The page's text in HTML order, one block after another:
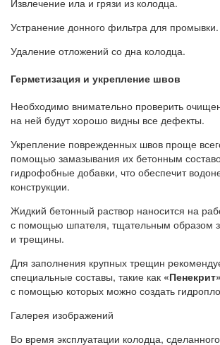
Извлечение ила и грязи из колодца.
Устранение донного фильтра для промывки.
Удаление отложений со дна колодца.
Герметизация и укрепление швов
Необходимо внимательно проверить
на ней будут хорошо видны все дефекты.
Укрепление поврежденных швов проще
помощью замазывания их бетонным
гидрофобные добавки, что обеспечит
конструкции.
Жидкий бетонный раствор наносится на
с помощью шпателя, тщательным образом
и трещины.
Для заполнения крупных трещин
специальные составы, такие как «Пенекрит»
с помощью которых можно создать
Галерея изображений
Во время эксплуатации колодца,